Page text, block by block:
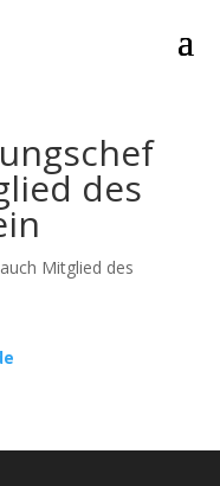
des